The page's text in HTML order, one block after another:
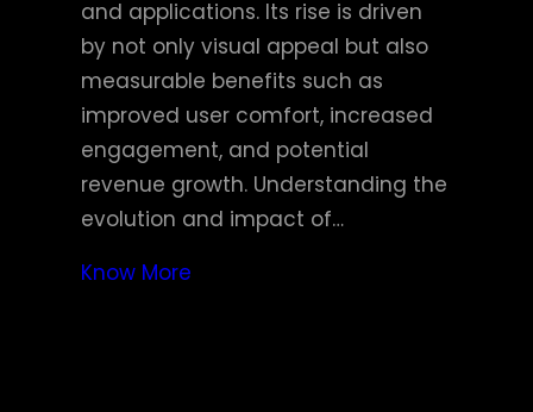
and applications. Its rise is driven
by not only visual appeal but also
measurable benefits such as
improved user comfort, increased
engagement, and potential
revenue growth. Understanding the
evolution and impact of…
Know More